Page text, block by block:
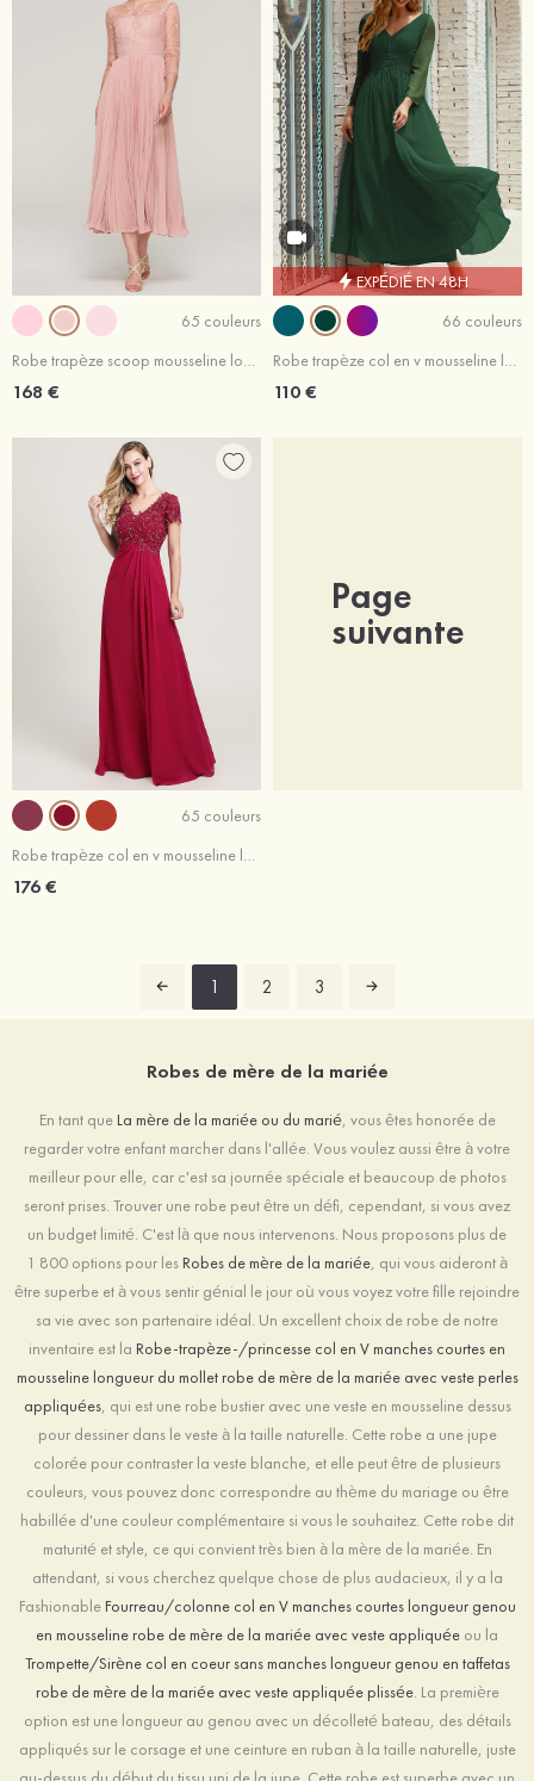
65 couleurs
Robe trapèze scoop mousseline longueur mollet robe de mère de la mariée avec dentelle plissé
168 €
EXPÉDIÉ EN 48H
66 couleurs
Robe trapèze col en v mousseline longueur cheville longueur ras du sol robe de mère de la mariée
110 €
65 couleurs
Robe trapèze col en v mousseline longueur ras du sol robe de mère de la mariée avec perle dentelle volants
176 €
Page
suivante
1 2 3
Robes de mère de la mariée
En tant que La mère de la mariée ou du marié, vous êtes honorée de
regarder votre enfant marcher dans l'allée. Vous voulez aussi être à votre
meilleur pour elle, car c'est sa journée spéciale et beaucoup de photos
seront prises. Trouver une robe peut être un défi, cependant, si vous avez
un budget limité. C'est là que nous intervenons. Nous proposons plus de
1 800 options pour les Robes de mère de la mariée, qui vous aideront à
être superbe et à vous sentir génial le jour où vous voyez votre fille rejoindre
sa vie avec son partenaire idéal. Un excellent choix de robe de notre
inventaire est la Robe-trapèze-/princesse col en V manches courtes en
mousseline longueur du mollet robe de mère de la mariée avec veste perles
appliquées, qui est une robe bustier avec une veste en mousseline dessus
pour dessiner dans le veste à la taille naturelle. Cette robe a une jupe
colorée pour contraster la veste blanche, et elle peut être de plusieurs
couleurs, vous pouvez donc correspondre au thème du mariage ou être
habillée d'une couleur complémentaire si vous le souhaitez. Cette robe dit
maturité et style, ce qui convient très bien à la mère de la mariée. En
attendant, si vous cherchez quelque chose de plus audacieux, il y a la
Fashionable Fourreau/colonne col en V manches courtes longueur genou
en mousseline robe de mère de la mariée avec veste appliquée ou la
Trompette/Sirène col en coeur sans manches longueur genou en taffetas
robe de mère de la mariée avec veste appliquée plissée. La première
option est une longueur au genou avec un décolleté bateau, des détails
appliqués sur le corsage et une ceinture en ruban à la taille naturelle, juste